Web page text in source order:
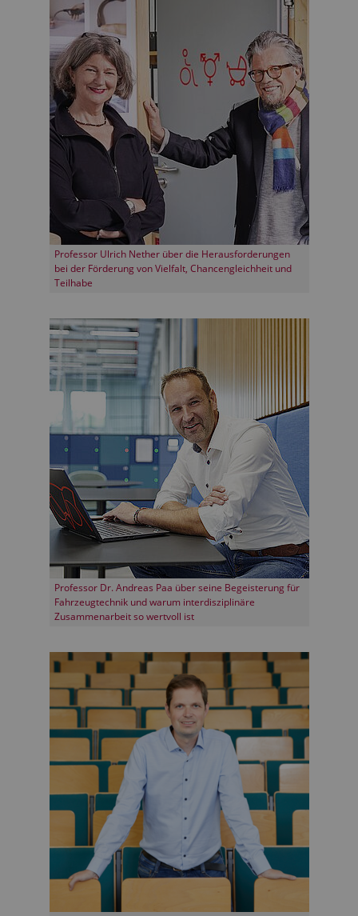
Professor Ulrich Nether über die Herausforderungen
bei der Förderung von Vielfalt, Chancengleichheit und
Teilhabe
Professor Dr. Andreas Paa über seine Begeisterung für
Fahrzeugtechnik und warum interdisziplinäre
Zusammenarbeit so wertvoll ist